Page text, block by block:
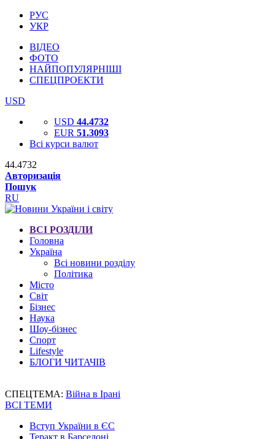
РУС
УКР
ВІДЕО
ФОТО
НАЙПОПУЛЯРНІШІ
СПЕЦПРОЕКТИ
USD
USD 44.4732
EUR 51.3093
Всі курси валют
44.4732
Авторизація
Пошук
RU
ВСІ РОЗДІЛИ
Головна
Україна
Всі новини розділу
Політика
Місто
Світ
Бізнес
Наука
Шоу-бізнес
Спорт
Lifestyle
БЛОГИ ЧИТАЧІВ
СПЕЦТЕМА: Війна в Ірані
ВСІ ТЕМИ
Вступ України в ЄС
Теракт в Барселоні